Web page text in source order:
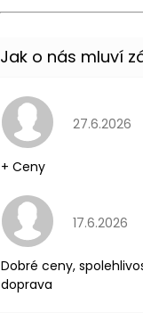
Hodnocení
27.6.2026
+ Ceny
Hodnocení
17.6.2026
Dobré ceny,
doprava